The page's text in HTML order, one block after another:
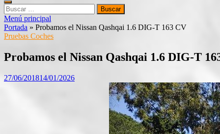
Buscar:
Menú principal
Portada » Probamos el Nissan Qashqai 1.6 DIG-T 163 CV
Pruebas Coches
Probamos el Nissan Qashqai 1.6 DIG-T
27/06/201814/01/2026